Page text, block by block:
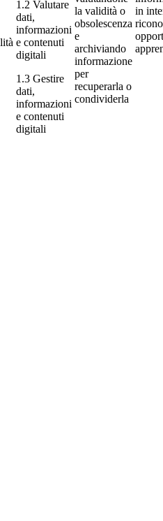
1.2 Valutare
dati,
informazioni
e contenuti
digitali
1.3 Gestire
dati,
informazioni
e contenuti
digitali
la validità o
obsolescenza
e
archiviando
informazione
per
recuperarla o
condividerla
in